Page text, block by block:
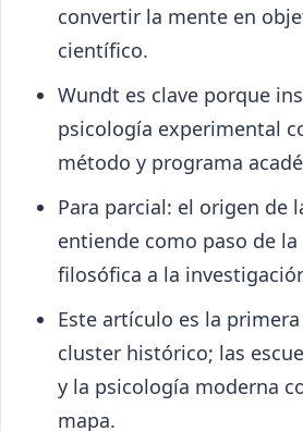
convertir la mente en
científico.
Wundt es clave porque
psicología experimental
método y programa
Para parcial: el origen de
entiende como paso de
filosófica a la
Este artículo es la
cluster histórico; las
y la psicología moderna
mapa.